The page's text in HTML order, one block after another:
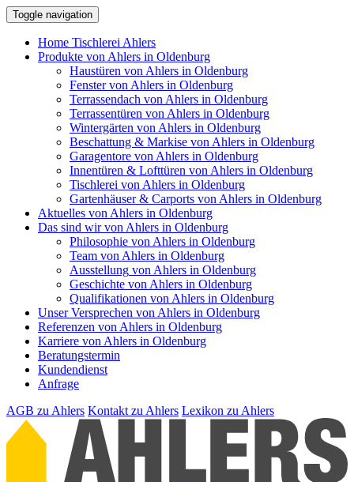
Toggle navigation
Home Tischlerei Ahlers
Produkte von Ahlers in Oldenburg
Haustüren von Ahlers in Oldenburg
Fenstervon Ahlers in Oldenburg
Terrassendach von Ahlers in Oldenburg
Terrassentüren von Ahlers in Oldenburg
Wintergärten von Ahlers in Oldenburg
Beschattung & Markise von Ahlers in Oldenburg
Garagentore von Ahlers in Oldenburg
Innentüren & Lofttüren von Ahlers in Oldenburg
Tischlerei von Ahlers in Oldenburg
Gartenhäuser & Carports von Ahlers in Oldenburg
Aktuelles von Ahlers in Oldenburg
Das sind wirvon Ahlers in Oldenburg
Philosophie von Ahlers in Oldenburg
Team von Ahlers in Oldenburg
Ausstellung von Ahlers in Oldenburg
Geschichte von Ahlers in Oldenburg
Qualifikationen von Ahlers in Oldenburg
Unser Versprechen von Ahlers in Oldenburg
Referenzen von Ahlers in Oldenburg
Karriere von Ahlers in Oldenburg
Beratungstermin
Kundendienst
Anfrage
AGB zu Ahlers Kontakt zu Ahlers Lexikon zu Ahlers